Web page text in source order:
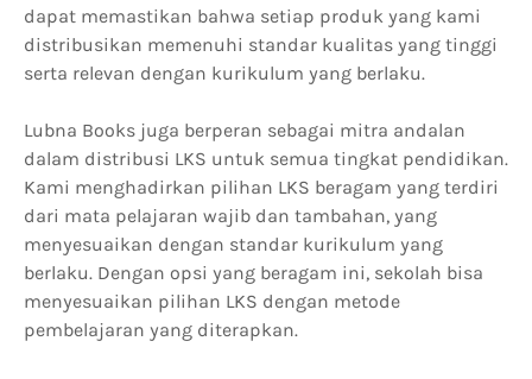
dapat memastikan bahwa setiap produk yang kami
distribusikan memenuhi standar kualitas yang tinggi
serta relevan dengan kurikulum yang berlaku.
Lubna Books juga berperan sebagai mitra andalan
dalam distribusi LKS untuk semua tingkat pendidikan.
Kami menghadirkan pilihan LKS beragam yang terdiri
dari mata pelajaran wajib dan tambahan, yang
menyesuaikan dengan standar kurikulum yang
berlaku. Dengan opsi yang beragam ini, sekolah bisa
menyesuaikan pilihan LKS dengan metode
pembelajaran yang diterapkan.